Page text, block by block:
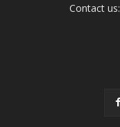
Contact us: